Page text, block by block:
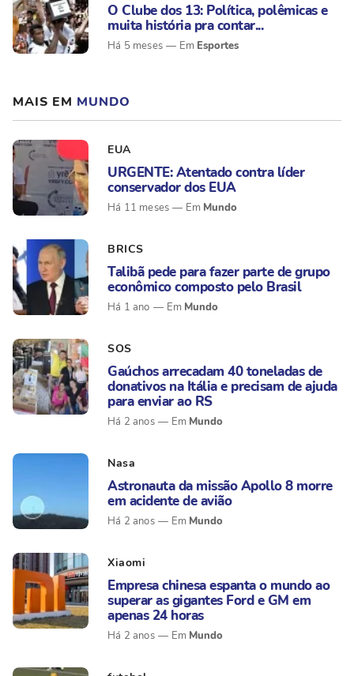
O Clube dos 13: Política, polêmicas e
muita história pra contar...
Há 5 meses Esportes
MAIS EM MUNDO
EUA
URGENTE: Atentado contra líder
conservador dos EUA
Há 11 meses Mundo
BRICS
Talibã pede para fazer parte de grupo
econômico composto pelo Brasil
Há 1 ano Mundo
SOS
Gaúchos arrecadam 40 toneladas de
donativos na Itália e precisam de ajuda
para enviar ao RS
Há 2 anos Mundo
Nasa
Astronauta da missão Apollo 8 morre
em acidente de avião
Há 2 anos Mundo
Xiaomi
Empresa chinesa espanta o mundo ao
superar as gigantes Ford e GM em
apenas 24 horas
Há 2 anos Mundo